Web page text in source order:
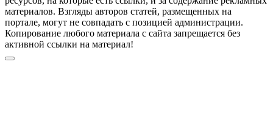
материалов. Взгляды авторов статей, размещенных на
портале, могут не совпадать с позицией администрации.
Копирование любого материала с сайта запрещается без
активной ссылки на материал!